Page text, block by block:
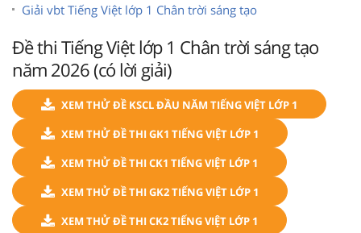
Giải vbt Tiếng Việt lớp 1 Chân trời sáng tạo
Đề thi Tiếng Việt lớp 1 Chân trời sáng tạo
năm 2026 (có lời giải)
XEM THỬ ĐỀ KSCL ĐẦU NĂM TIẾNG VIỆT LỚP 1
XEM THỬ ĐỀ THI GK1 TIẾNG VIỆT LỚP 1
XEM THỬ ĐỀ THI CK1 TIẾNG VIỆT LỚP 1
XEM THỬ ĐỀ THI GK2 TIẾNG VIỆT LỚP 1
XEM THỬ ĐỀ THI CK2 TIẾNG VIỆT LỚP 1